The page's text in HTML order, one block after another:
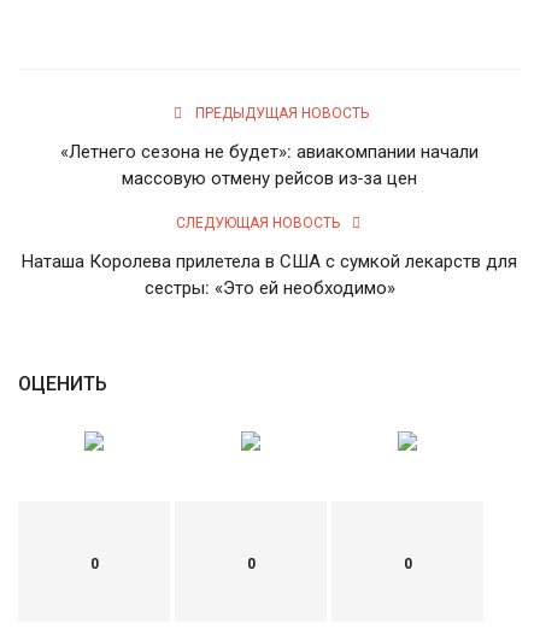
ПРЕДЫДУЩАЯ НОВОСТЬ
«Летнего сезона не будет»: авиакомпании начали
массовую отмену рейсов из-за цен
СЛЕДУЮЩАЯ НОВОСТЬ
Наташа Королева прилетела в США с сумкой лекарств для
сестры: «Это ей необходимо»
ОЦЕНИТЬ
0 0 0